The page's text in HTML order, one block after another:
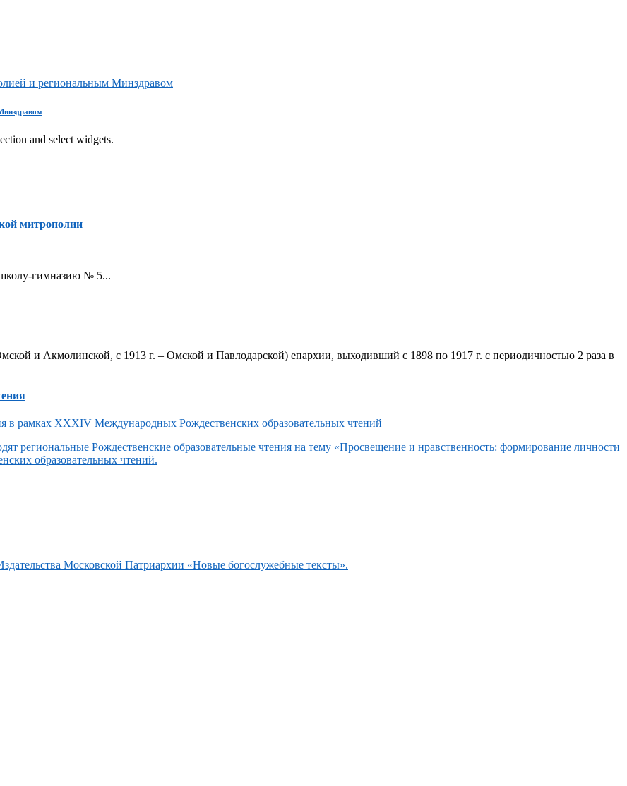
и региональным Минздравом
and select widgets.
митрополии
школу-гимназию № 5...
и Акмолинской, с 1913 г. – Омской и Павлодарской) епархии, выходивший с 1898 по 1917 г. с периодичностью 2 раза в
региональные Рождественские образовательные чтения на тему «Просвещение и нравственность: формирование личности
образовательных чтений.
Московской Патриархии «Новые богослужебные тексты».